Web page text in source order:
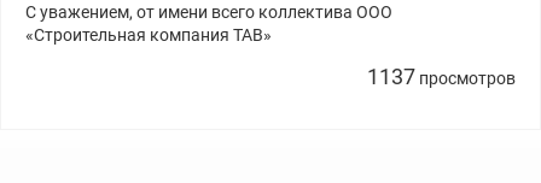
С уважением, от имени всего коллектива ООО
«Строительная компания ТАВ»
1137 просмотров